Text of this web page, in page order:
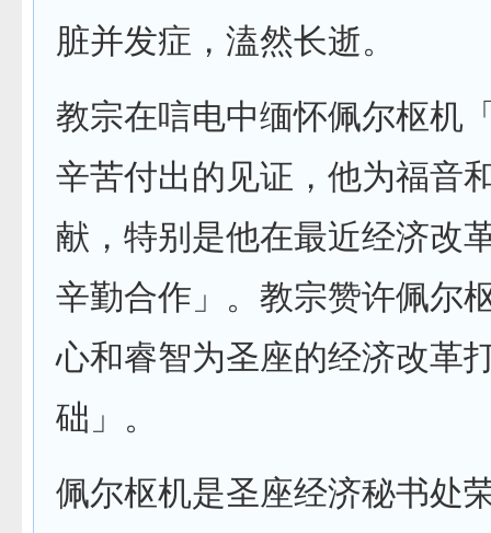
脏并发症，溘然长逝。
教宗在唁电中缅怀佩尔枢机
辛苦付出的见证，他为福音
献，特别是他在最近经济改
辛勤合作」。教宗赞许佩尔
心和睿智为圣座的经济改革
础」。
佩尔枢机是圣座经济秘书处